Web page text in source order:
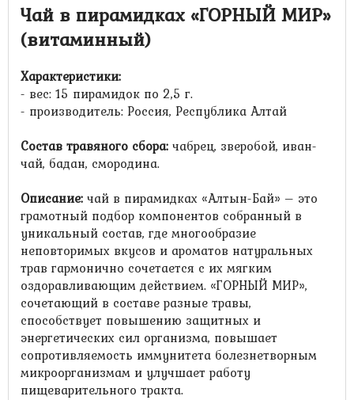
Чай в пирамидках «ГОРНЫЙ МИР»
(витаминный)
Характеристики:
- вес: 15 пирамидок по 2,5 г.
- производитель: Россия, Республика Алтай
Состав травяного сбора: чабрец, зверобой, иван-
чай, бадан, смородина.
Описание: чай в пирамидках «Алтын-Бай» – это
грамотный подбор компонентов собранный в
уникальный состав, где многообразие
неповторимых вкусов и ароматов натуральных
трав гармонично сочетается с их мягким
оздоравливающим действием. «ГОРНЫЙ МИР»,
сочетающий в составе разные травы,
способствует повышению защитных и
энергетических сил организма, повышает
сопротивляемость иммунитета болезнетворным
микроорганизмам и улучшает работу
пищеварительного тракта.